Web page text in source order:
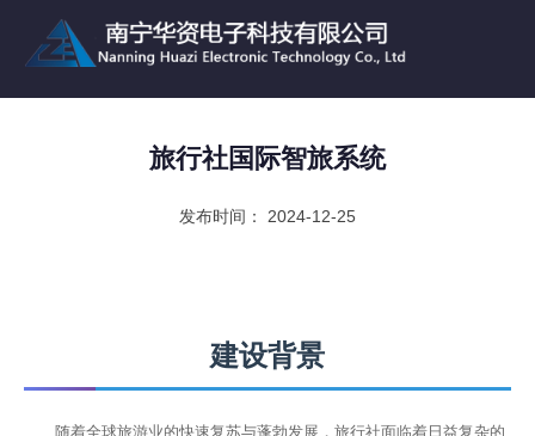
旅行社国际智旅系统
发布时间： 2024-12-25
建设背景
随着全球旅游业的快速复苏与蓬勃发展，旅行社面临着日益复杂的